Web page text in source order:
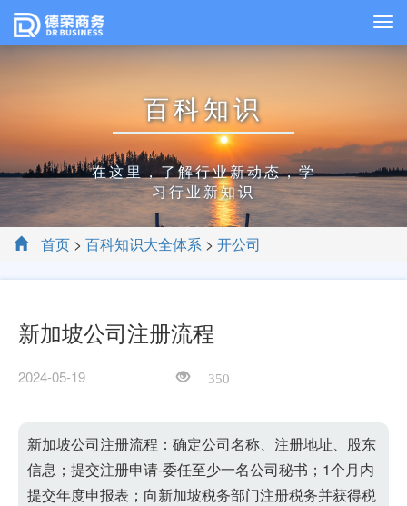
百科知识
在这里，了解行业新动态，学
习行业新知识
首页 > 百科知识大全体系 > 开公司
新加坡公司注册流程
2024-05-19 350
新加坡公司注册流程：确定公司名称、注册地址、股东
信息；提交注册申请-委任至少一名公司秘书；1个月内
提交年度申报表；向新加坡税务部门注册税务并获得税